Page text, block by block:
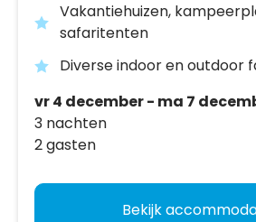
Vakantiehuizen,
safaritenten
Diverse indoor en outdoor
vr 4 december - ma 7
3 nachten
2 gasten
Bekijk